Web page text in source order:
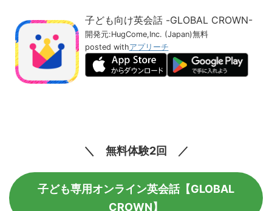
子ども向け英会話 -GLOBAL CROWN-
開発元:HugCome,Inc. (Japan)無料
posted withアプリーチ
＼ 無料体験2回 ／
子ども専用オンライン英会話【GLOBAL
CROWN】